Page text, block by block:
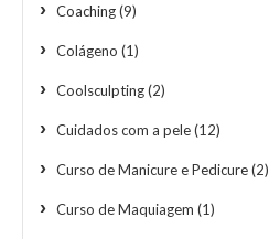
Coaching(9)
Colágeno (1)
Coolsculpting(2)
Cuidados com a pele(12)
Curso de Manicure e Pedicure(2)
Curso de Maquiagem (1)